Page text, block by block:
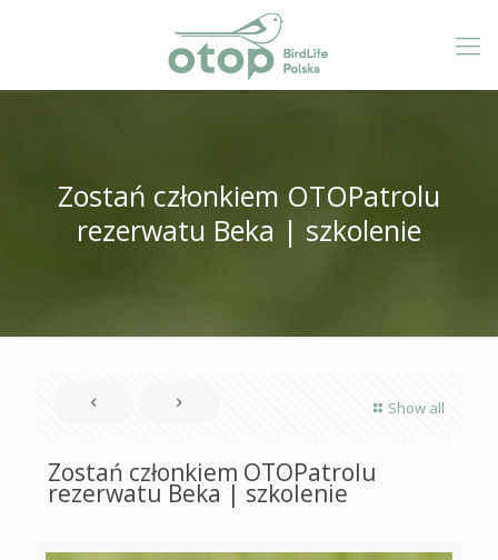
Zostań członkiem OTOPatrolu
rezerwatu Beka | szkolenie
Show all
Zostań członkiem OTOPatrolu
rezerwatu Beka | szkolenie